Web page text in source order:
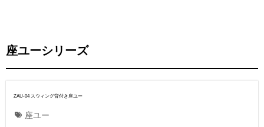
座ユーシリーズ
ZAU-04 スウィング背付き座ユー
座ユー